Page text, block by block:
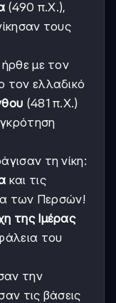
(490 π.Χ.),
τους
με τον
τον ελλαδικό
(481 π.Χ.)
τη νίκη:
και τις
των Περσών!
της Ιμέρας
του
την
τις βάσεις